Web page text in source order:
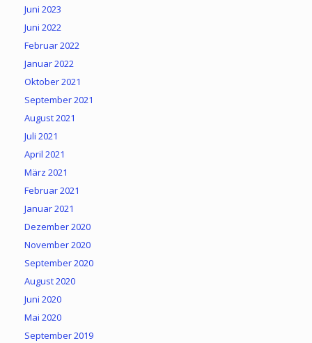
Juni 2023
Juni 2022
Februar 2022
Januar 2022
Oktober 2021
September 2021
August 2021
Juli 2021
April 2021
März 2021
Februar 2021
Januar 2021
Dezember 2020
November 2020
September 2020
August 2020
Juni 2020
Mai 2020
September 2019